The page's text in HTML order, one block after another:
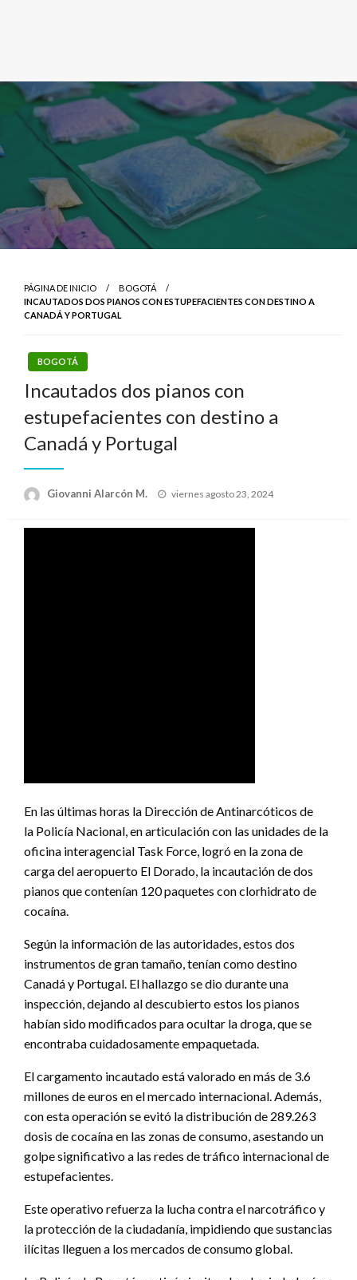
PÁGINA DE INICIO
BOGOTÁ
INCAUTADOS DOS PIANOS CON ESTUPEFACIENTES CON DESTINO A
CANADÁ Y PORTUGAL
BOGOTÁ
Incautados dos pianos con
estupefacientes con destino a
Canadá y Portugal
Giovanni Alarcón M.
Publicado
viernes agosto 23, 2024
En las últimas horas la Dirección de Antinarcóticos de
la Policía Nacional, en articulación con las unidades de la
oficina interagencial Task Force, logró en la zona de
carga del aeropuerto El Dorado, la incautación de dos
pianos que contenían 120 paquetes con clorhidrato de
cocaína.
Según la información de las autoridades, estos dos
instrumentos de gran tamaño, tenían como destino
Canadá y Portugal. El hallazgo se dio durante una
inspección, dejando al descubierto estos los pianos
habían sido modificados para ocultar la droga, que se
encontraba cuidadosamente empaquetada.
El cargamento incautado está valorado en más de 3.6
millones de euros en el mercado internacional. Además,
con esta operación se evitó la distribución de 289.263
dosis de cocaína en las zonas de consumo, asestando un
golpe significativo a las redes de tráfico internacional de
estupefacientes.
Este operativo refuerza la lucha contra el narcotráfico y
la protección de la ciudadanía, impidiendo que sustancias
ilícitas lleguen a los mercados de consumo global.